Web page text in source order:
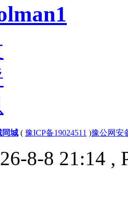
同城 ( 豫ICP备19024511 )豫公网安
8-8 21:14 ,